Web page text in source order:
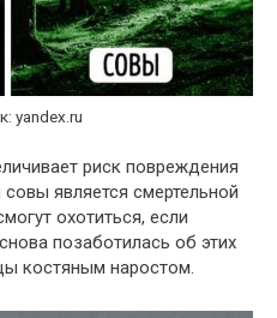
yandex.ru
риск повреждения
является смертельной
охотиться, если
позаботилась об этих
костяным наростом.